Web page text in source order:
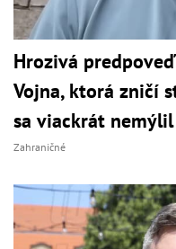
Hrozivá
Vojna, ktorá zničí
sa viackrát nemýlil
Zahraničné